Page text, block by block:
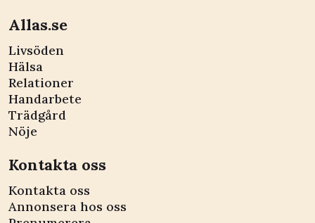
Allas.se
Livsöden
Hälsa
Relationer
Handarbete
Trädgård
Nöje
Kontakta oss
Kontakta oss
Annonsera hos oss